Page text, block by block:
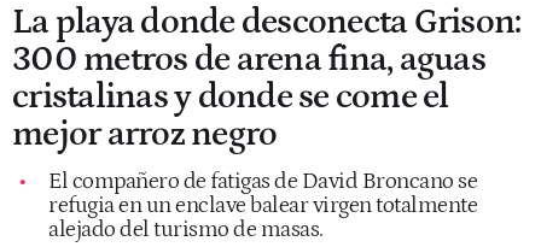
La playa donde desconecta Grison:
300 metros de arena fina, aguas
cristalinas y donde se come el
mejor arroz negro
El compañero de fatigas de David Broncano se
refugia en un enclave balear virgen totalmente
alejado del turismo de masas.